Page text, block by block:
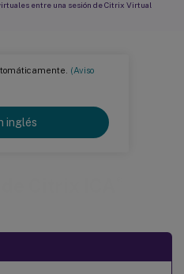
(Aviso
inglés
entre una sesión de Citrix Virtual